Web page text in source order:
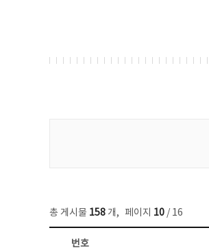
총 게시물 158 개, 페이지 10 / 16
번호